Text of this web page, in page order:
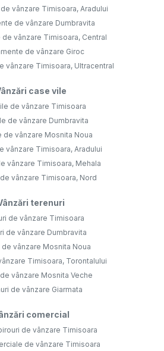
vânzare Timisoara, Aradului
de vânzare Dumbravita
vânzare Timisoara, Central
de vânzare Giroc
vânzare Timisoara, Ultracentral
case vile
de vânzare Timisoara
de vânzare Dumbravita
de vânzare Mosnita Noua
vânzare Timisoara, Aradului
vânzare Timisoara, Mehala
vânzare Timisoara, Nord
terenuri
de vânzare Timisoara
de vânzare Dumbravita
de vânzare Mosnita Noua
Timisoara, Torontalului
vânzare Mosnita Veche
de vânzare Giarmata
comercial
de vânzare Timisoara
de vânzare Timisoara